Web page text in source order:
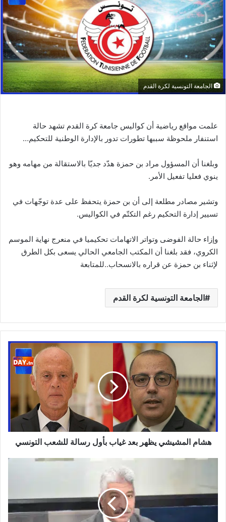
الجامعة التونسية لكرة القدم
علمت مواقع رياضية أن كواليس جامعة كرة القدم تشهد حالة
استنفار ملحوظة سببها تطورات تدور بالإدارة الوطنية للتحكيم…
وبلغنا أن المسؤول مراد بن حمزة هدّد جديّا بالاستقالة من مهامه وهو
ينوي فعليا تفعيل الأمر.
وتشير مصادر مطلعة إلى أن بن حمزة يتحفظ على عدة توجّهات في
تسيير إدارة التحكيم رغم التكتّم في الكواليس.
وإزاء حالة الفوضى وتواتر الاتهامات تحكيميا في منعرج نهاية الموسم
الكروي، فقد بلغنا أن المكتب الجامعي الحالي يسعى بكل الطرق
لإثناء بن حمزة عن قراره بالانسحاب..للمتابعة
الجامعة التونسية لكرة القدم
هشام
بعد
غياب
بأول
رسالة
للشعب
التونسي
هشام المشيشي يظهر بعد غياب بأول رسالة للشعب التونسي
بشرى
تاريخية